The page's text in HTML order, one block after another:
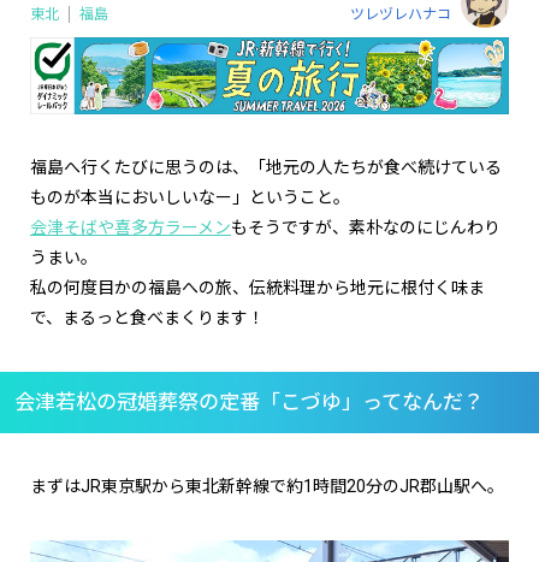
東北 福島 ツレヅレハナコ
福島へ行くたびに思うのは、「地元の人たちが食べ続けている
ものが本当においしいなー」ということ。
会津そばや喜多方ラーメンもそうですが、素朴なのにじんわり
うまい。
私の何度目かの福島への旅、伝統料理から地元に根付く味ま
で、まるっと食べまくります！
会津若松の冠婚葬祭の定番「こづゆ」ってなんだ？
まずはJR東京駅から東北新幹線で約1時間20分のJR郡山駅へ。